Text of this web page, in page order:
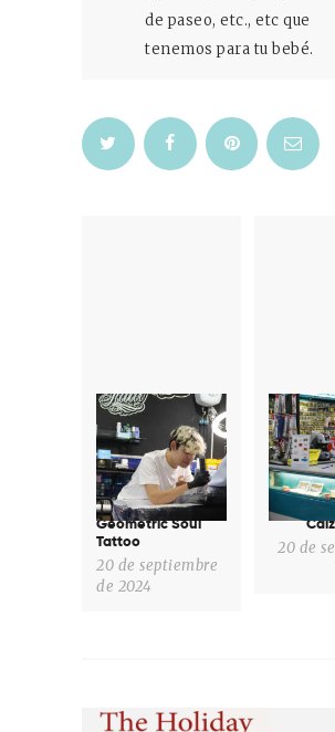
de paseo, etc., etc que
tenemos para tu bebé.
Previous
post:
Geometric Soul
Tattoo
20 de septiembre
de 2024
Next
post:
20 de